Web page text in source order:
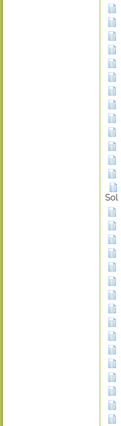
Sol